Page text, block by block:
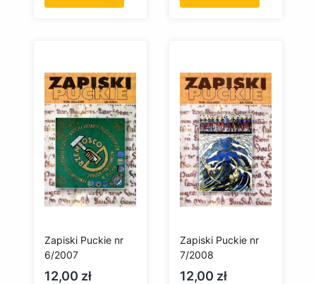
Zapiski Puckie nr
6/2007
Cena
12,00 zł
Zapiski Puckie nr
7/2008
Cena
12,00 zł